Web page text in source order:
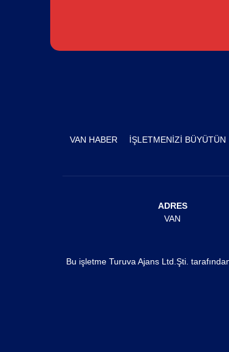
VAN HABER
İŞLETMENİZİ BÜYÜTÜN
ADRES
VAN
Bu işletme Turuva Ajans Ltd.Şti.